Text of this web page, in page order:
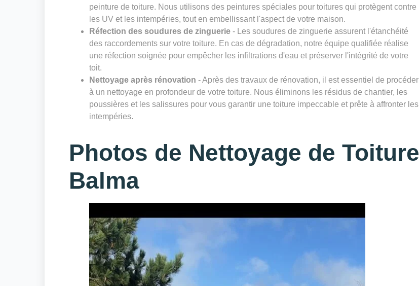
peinture de toiture. Nous utilisons des peintures spéciales pour toitures qui protègent contre
les UV et les intempéries, tout en embellissant l'aspect de votre maison.
Réfection des soudures de zinguerie - Les soudures de zinguerie assurent l'étanchéité
des raccordements sur votre toiture. En cas de dégradation, notre équipe qualifiée réalise
une réfection soignée pour empêcher les infiltrations d'eau et préserver l'intégrité de votre
toit.
Nettoyage après rénovation - Après des travaux de rénovation, il est essentiel de procéder
à un nettoyage en profondeur de votre toiture. Nous éliminons les résidus de chantier, les
poussières et les salissures pour vous garantir une toiture impeccable et prête à affronter les
intempéries.
Photos de Nettoyage de Toiture
Balma